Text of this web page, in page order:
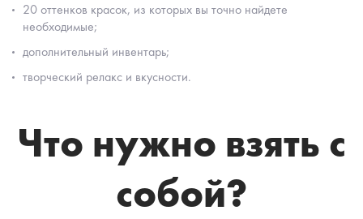
20 оттенков красок, из которых вы точно найдете
необходимые;
дополнительный инвентарь;
творческий релакс и вкусности.
Что нужно взять с
собой?